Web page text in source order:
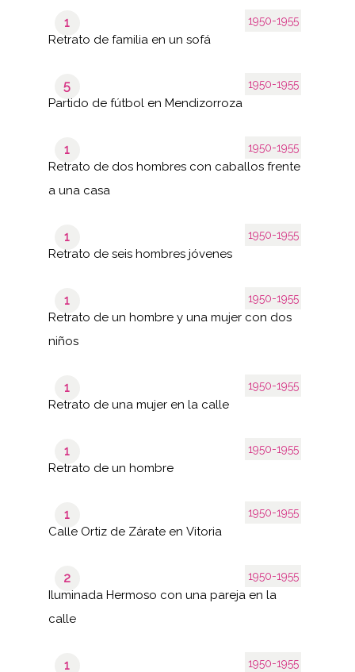
1950-1955
1
Retrato de familia en un sofá
1950-1955
5
Partido de fútbol en Mendizorroza
1950-1955
1
Retrato de dos hombres con caballos frente
a una casa
1950-1955
1
Retrato de seis hombres jóvenes
1950-1955
1
Retrato de un hombre y una mujer con dos
niños
1950-1955
1
Retrato de una mujer en la calle
1950-1955
1
Retrato de un hombre
1950-1955
1
Calle Ortiz de Zárate en Vitoria
1950-1955
2
Iluminada Hermoso con una pareja en la
calle
1950-1955
1